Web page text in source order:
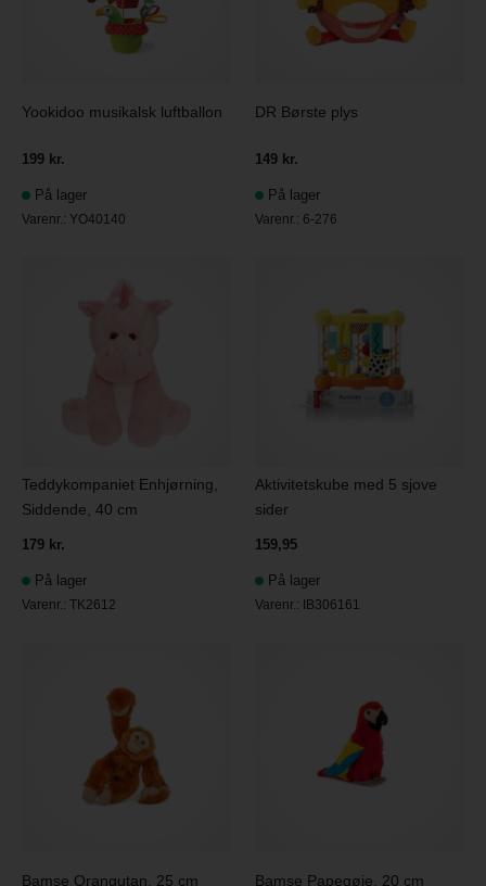
Yookidoo musikalsk luftballon
199 kr.
På lager
Varenr.: YO40140
DR Børste plys
149 kr.
På lager
Varenr.: 6-276
Teddykompaniet Enhjørning,
Siddende, 40 cm
179 kr.
På lager
Varenr.:TK2612
Aktivitetskube med 5 sjove
sider
159,95
På lager
Varenr.: IB306161
Bamse Orangutan, 25 cm Bamse Papegøje, 20 cm